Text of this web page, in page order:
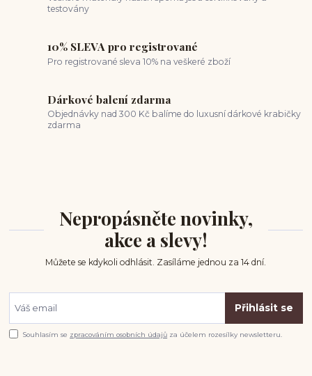
testovány
10% SLEVA pro registrované
Pro registrované sleva 10% na veškeré zboží
Dárkové balení zdarma
Objednávky nad 300 Kč balíme do luxusní dárkové krabičky
zdarma
Nepropásněte novinky,
akce a slevy!
Můžete se kdykoli odhlásit. Zasíláme jednou za 14 dní.
Přihlásit se
Souhlasím se zpracováním osobních údajů za účelem rozesílky newsletteru.